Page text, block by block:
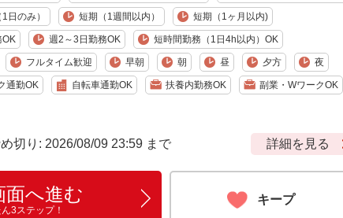
日のみ） 短期（1週間以内） 短期（1ヶ月以内)
OK 週2～3日勤務OK 短時間勤務（1日4h以内）OK
フルタイム歓迎 早朝 朝 昼 夕方 夜
通勤OK 自転車通勤OK 扶養内勤務OK 副業・WワークOK
切り: 2026/08/09 23:59 まで 詳細を見る
面へ進む
3ステップ！
キープ